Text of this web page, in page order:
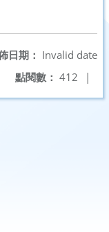
日期： Invalid date
點閱數： 412 |